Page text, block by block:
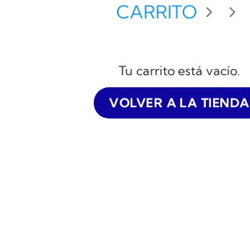
CARRITO
Tu carrito está vacío.
VOLVER A LA TIENDA